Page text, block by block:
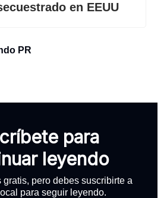
en EEUU
PR
para
leyendo
gratis, pero debes suscribirte a
para seguir leyendo.